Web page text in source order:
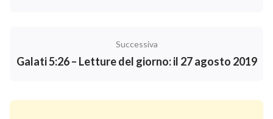
Successiva
Galati 5:26 – Letture del giorno: il 27 agosto 2019